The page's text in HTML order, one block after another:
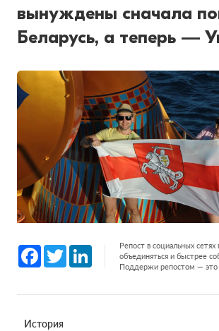
вынуждены сначала
Беларусь, а теперь —
Facebook
Twitter LinkedInРепост в социальных
объединяться и быстрее
Поддержи репостом —
История